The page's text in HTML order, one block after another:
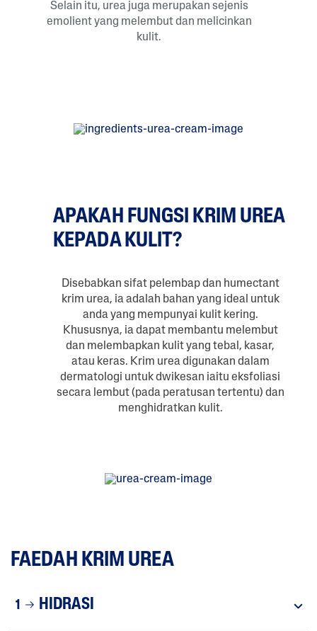
Selain itu, urea juga merupakan sejenis
emolient yang melembut dan melicinkan
kulit.
APAKAH FUNGSI KRIM UREA
KEPADA KULIT?
Disebabkan sifat pelembap dan humectant
krim urea, ia adalah bahan yang ideal untuk
anda yang mempunyai kulit kering.
Khususnya, ia dapat membantu melembut
dan melembapkan kulit yang tebal, kasar,
atau keras. Krim urea digunakan dalam
dermatologi untuk dwikesan iaitu eksfoliasi
secara lembut (pada peratusan tertentu) dan
menghidratkan kulit.
FAEDAH KRIM UREA
1 HIDRASI